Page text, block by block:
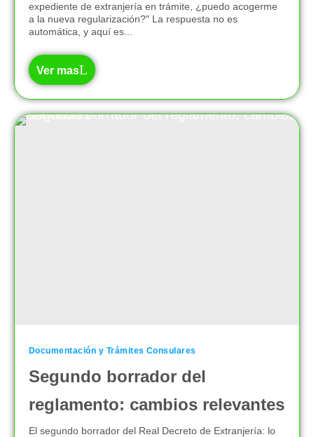
expediente de extranjería en trámite, ¿puedo acogerme
a la nueva regularización?" La respuesta no es
automática, y aquí es...
Ver mas
Documentación y Trámites Consulares
Segundo borrador del
reglamento: cambios relevantes
El segundo borrador del Real Decreto de Extranjería: lo